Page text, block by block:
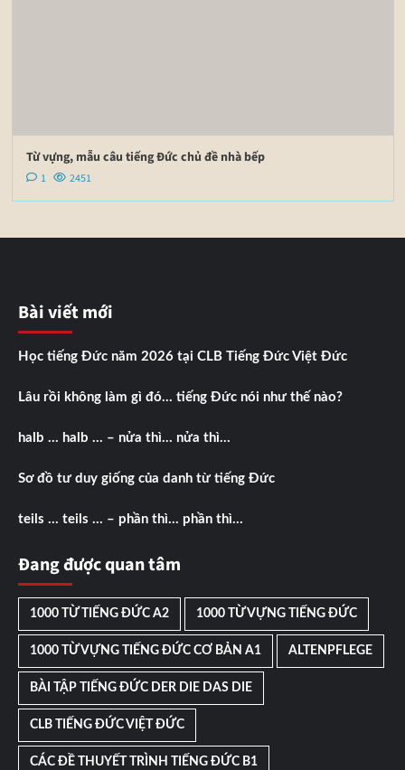
Từ vựng, mẫu câu tiếng Đức chủ đề nhà bếp
1 2451
Bài viết mới
Học tiếng Đức năm 2026 tại CLB Tiếng Đức Việt Đức
Lâu rồi không làm gì đó… tiếng Đức nói như thế nào?
halb … halb … – nửa thì… nửa thì…
Sơ đồ tư duy giống của danh từ tiếng Đức
teils … teils … – phần thì… phần thì…
Đang được quan tâm
1000 TỪ TIẾNG ĐỨC A2 1000 TỪ VỰNG TIẾNG ĐỨC
1000 TỪ VỰNG TIẾNG ĐỨC CƠ BẢN A1 ALTENPFLEGE
BÀI TẬP TIẾNG ĐỨC DER DIE DAS DIE
CLB TIẾNG ĐỨC VIỆT ĐỨC
CÁC ĐỀ THUYẾT TRÌNH TIẾNG ĐỨC B1